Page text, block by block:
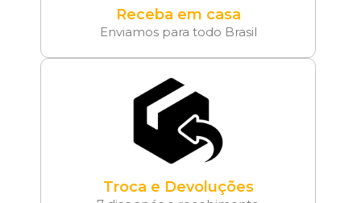
Receba em casa
Enviamos para todo Brasil
Troca e Devoluções